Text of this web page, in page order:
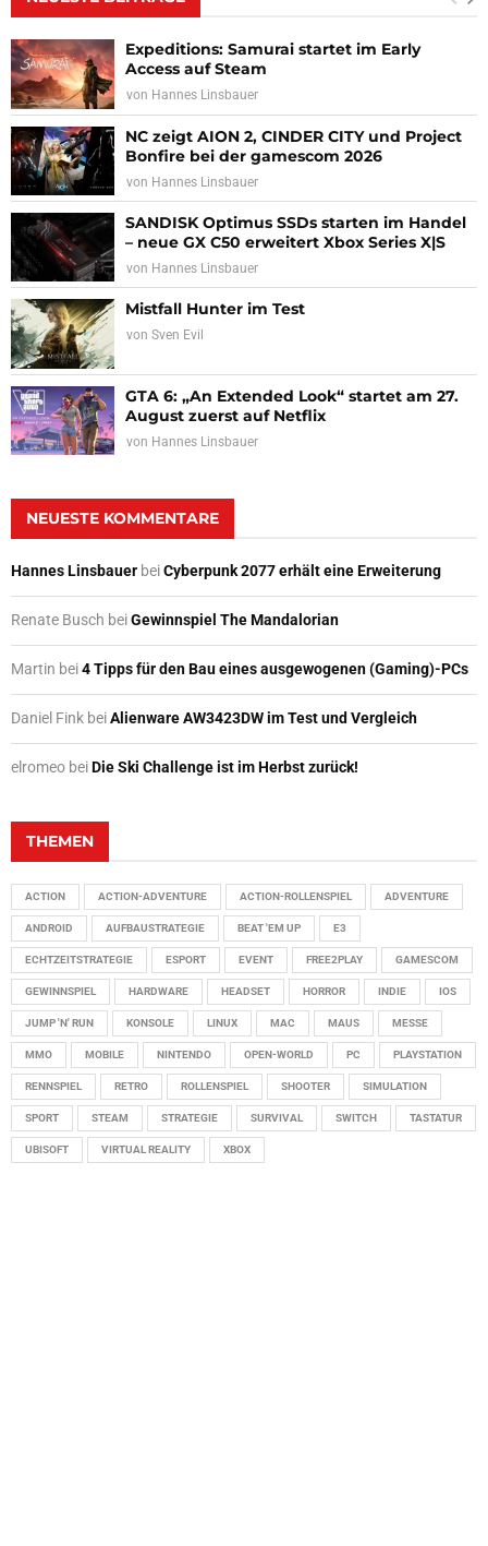
Expeditions: Samurai startet im Early
Access auf Steam
von Hannes Linsbauer
NC zeigt AION 2, CINDER CITY und Project
Bonfire bei der gamescom 2026
von Hannes Linsbauer
SANDISK Optimus SSDs starten im Handel
– neue GX C50 erweitert Xbox Series X|S
von Hannes Linsbauer
Mistfall Hunter im Test
von Sven Evil
GTA 6: „An Extended Look“ startet am 27.
August zuerst auf Netflix
von Hannes Linsbauer
NEUESTE KOMMENTARE
Hannes Linsbauer beiCyberpunk 2077 erhält eine Erweiterung
Renate Busch beiGewinnspiel The Mandalorian
Martin bei4 Tipps für den Bau eines ausgewogenen (Gaming)-PCs
Daniel Fink beiAlienware AW3423DW im Test und Vergleich
elromeo beiDie Ski Challenge ist im Herbst zurück!
THEMEN
ACTION ACTION-ADVENTURE ACTION-ROLLENSPIEL ADVENTURE
ANDROID AUFBAUSTRATEGIE BEAT 'EM UP E3
ECHTZEITSTRATEGIE ESPORT EVENT FREE2PLAY GAMESCOM
GEWINNSPIEL HARDWARE HEADSET HORROR INDIE IOS
JUMP 'N' RUN KONSOLE LINUX MAC MAUS MESSE
MMO MOBILE NINTENDO OPEN-WORLD PC PLAYSTATION
RENNSPIEL RETRO ROLLENSPIEL SHOOTER SIMULATION
SPORT STEAM STRATEGIE SURVIVAL SWITCH TASTATUR
UBISOFT VIRTUAL REALITY XBOX